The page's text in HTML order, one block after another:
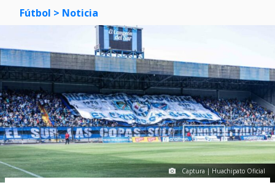
Fútbol > Noticia
Captura | Huachipato Oficial